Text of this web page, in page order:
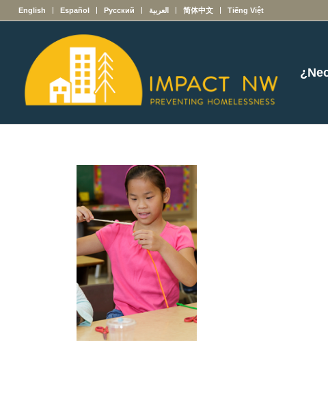
English Español Русский العربية 简体中文 Tiếng Việt